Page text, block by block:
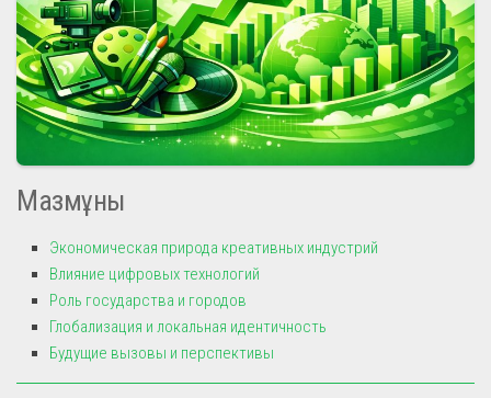
Мазмұны
Экономическая природа креативных индустрий
Влияние цифровых технологий
Роль государства и городов
Глобализация и локальная идентичность
Будущие вызовы и перспективы